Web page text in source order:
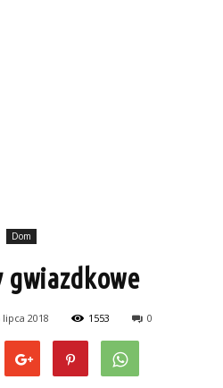
Dom
gwiazdkowe
lipca 2018 1553 0